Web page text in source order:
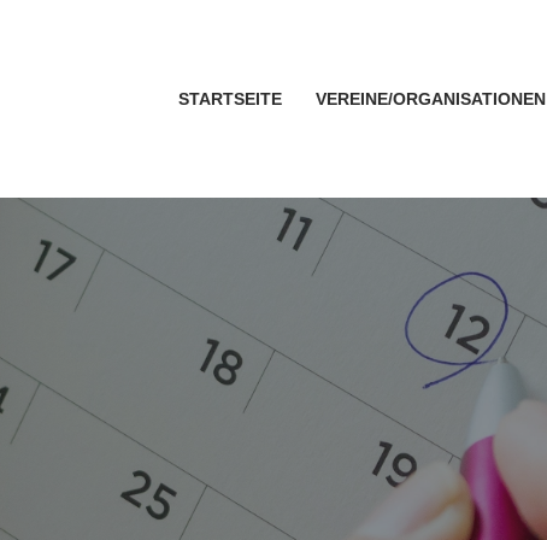
STARTSEITE VEREINE/ORGANISATIONEN